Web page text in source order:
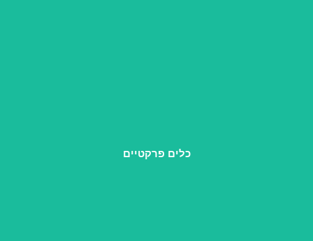
כלים פרקטיים
מול הזוגות הראשונים שלך.